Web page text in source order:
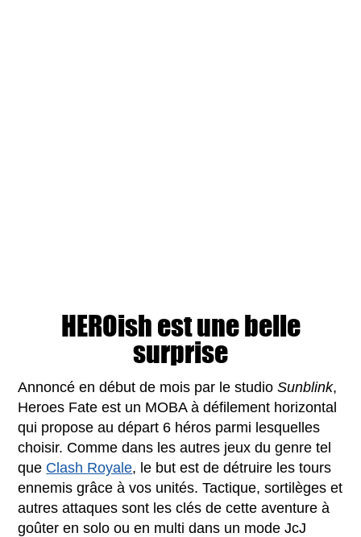
HEROishest une belle
surprise
Annoncé en début de mois par le studioSunblink,
Heroes Fate est un MOBA à défilement horizontal
qui propose au départ 6 héros parmi lesquelles
choisir. Comme dans les autres jeux du genre tel
que Clash Royale, le but est de détruire les tours
ennemis grâce à vos unités. Tactique, sortilèges et
autres attaques sont les clés de cette aventure à
goûter en solo ou en multi dans un mode JcJ